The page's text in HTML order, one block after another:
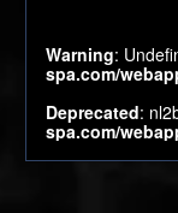
Warning:
spa.com/
Deprecated:
spa.com/